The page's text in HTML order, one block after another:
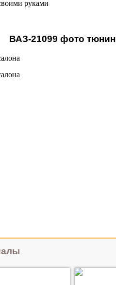
ВАЗ-21099 фото